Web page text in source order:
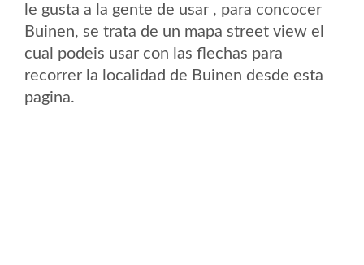
le gusta a la gente de usar , para concocer
Buinen, se trata de un mapa street view el
cual podeis usar con las flechas para
recorrer la localidad de Buinen desde esta
pagina.